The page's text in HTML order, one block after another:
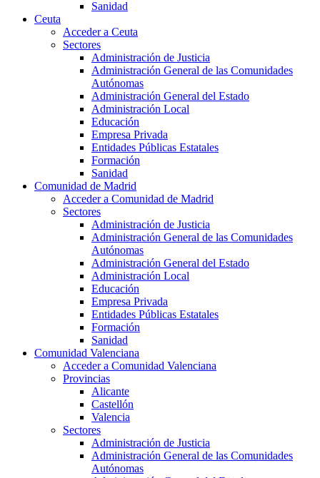
Sanidad
Ceuta
Acceder a Ceuta
Sectores
Administración de Justicia
Administración General de las Comunidades
Autónomas
Administración General del Estado
Administración Local
Educación
Empresa Privada
Entidades Públicas Estatales
Formación
Sanidad
Comunidad de Madrid
Acceder a Comunidad de Madrid
Sectores
Administración de Justicia
Administración General de las Comunidades
Autónomas
Administración General del Estado
Administración Local
Educación
Empresa Privada
Entidades Públicas Estatales
Formación
Sanidad
Comunidad Valenciana
Acceder a Comunidad Valenciana
Provincias
Alicante
Castellón
Valencia
Sectores
Administración de Justicia
Administración General de las Comunidades
Autónomas